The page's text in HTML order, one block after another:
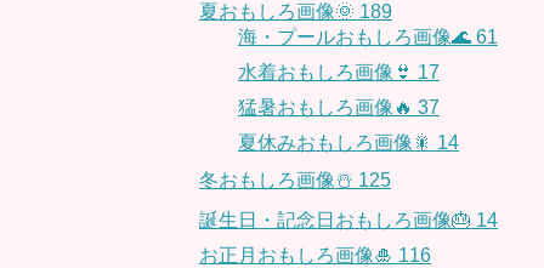
夏おもしろ画像🌞 189
海・プールおもしろ画像🌊 61
水着おもしろ画像👙 17
猛暑おもしろ画像🔥 37
夏休みおもしろ画像🎇 14
冬おもしろ画像☃️ 125
誕生日・記念日おもしろ画像🎂 14
お正月おもしろ画像🎍 116